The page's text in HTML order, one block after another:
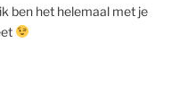
ben het helemaal met je